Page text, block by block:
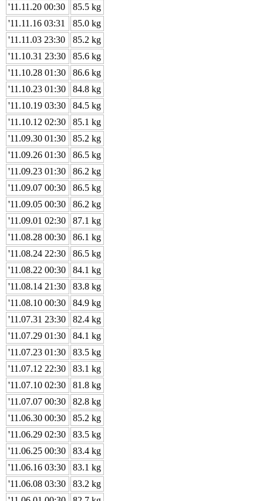
'11.11.20 00:30
85.5 kg
'11.11.16 03:31
85.0 kg
'11.11.03 23:30
85.2 kg
'11.10.31 23:30
85.6 kg
'11.10.28 01:30
86.6 kg
'11.10.23 01:30
84.8 kg
'11.10.19 03:30
84.5 kg
'11.10.12 02:30
85.1 kg
'11.09.30 01:30
85.2 kg
'11.09.26 01:30
86.5 kg
'11.09.23 01:30
86.2 kg
'11.09.07 00:30
86.5 kg
'11.09.05 00:30
86.2 kg
'11.09.01 02:30
87.1 kg
'11.08.28 00:30
86.1 kg
'11.08.24 22:30
86.5 kg
'11.08.22 00:30
84.1 kg
'11.08.14 21:30
83.8 kg
'11.08.10 00:30
84.9 kg
'11.07.31 23:30
82.4 kg
'11.07.29 01:30
84.1 kg
'11.07.23 01:30
83.5 kg
'11.07.12 22:30
83.1 kg
'11.07.10 02:30
81.8 kg
'11.07.07 00:30
82.8 kg
'11.06.30 00:30
85.2 kg
'11.06.29 02:30
83.5 kg
'11.06.25 00:30
83.4 kg
'11.06.16 03:30
83.1 kg
'11.06.08 03:30
83.2 kg